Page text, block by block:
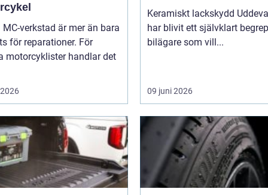
MC-verkstad är mer än bara
för reparationer. För
motorcyklister handlar det
Keramiskt lackskydd
har blivit ett självklart
bilägare som vill...
09 juni 2026